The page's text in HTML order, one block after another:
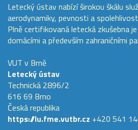
Letecký ústav nabízí širokou škálu
aerodynamiky, pevnosti a
Plně certifikovaná letecká zkušebna
domácími a především zahraničními
VUT v Brně
Letecký ústav
Technická 2896/2
616 69 Brno
Česká republika
https://lu.fme.vutbr.cz +420 541